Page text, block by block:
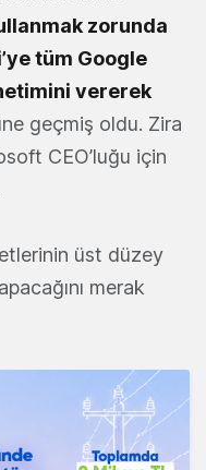
zorunda
tüm Google
vererek
geçmiş oldu. Zira
CEO’luğu için
üst düzey
merak